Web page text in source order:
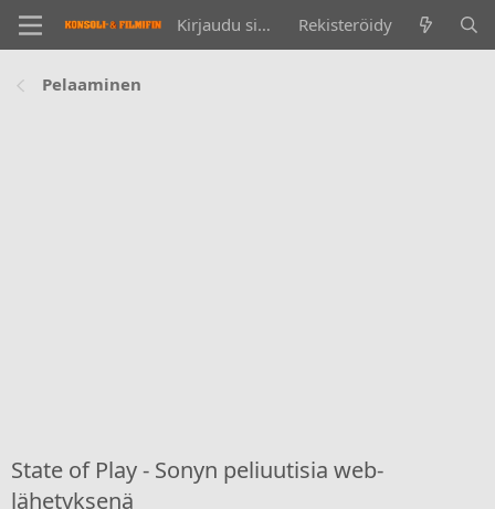
Kirjaudu sisään Rekisteröidy
Pelaaminen
State of Play - Sonyn peliuutisia web-
lähetyksenä